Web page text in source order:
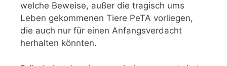
welche Beweise, außer die tragisch ums
Leben gekommenen Tiere PeTA vorliegen,
die auch nur für einen Anfangsverdacht
herhalten könnten.